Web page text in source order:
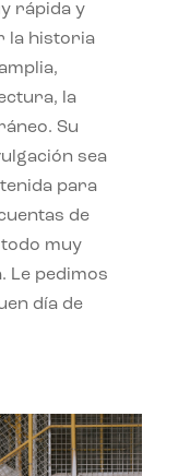
rápida y
la historia
la
Su
sea
para
de
muy
Le pedimos
día de